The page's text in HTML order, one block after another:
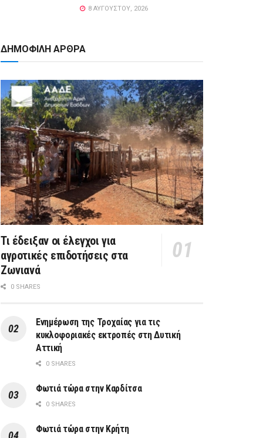
8 ΑΥΓΟΎΣΤΟΥ, 2026
ΔΗΜΟΦΙΛΗ ΑΡΘΡΑ
Τι έδειξαν οι έλεγχοι για
αγροτικές επιδοτήσεις στα
Ζωνιανά
0 SHARES
Ενημέρωση της Τροχαίας για τις
κυκλοφοριακές εκτροπές στη Δυτική
Αττική
0 SHARES
Φωτιά τώρα στην Καρδίτσα
0 SHARES
Φωτιά τώρα στην Κρήτη